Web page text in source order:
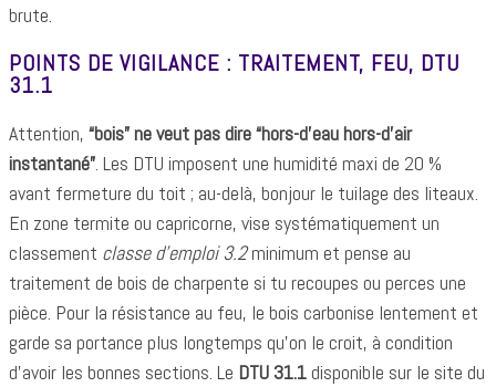
brute.
POINTS DE VIGILANCE : TRAITEMENT, FEU, DTU
31.1
Attention, “bois” ne veut pas dire “hors-d’eau hors-d’air
instantané”. Les DTU imposent une humidité maxi de 20 %
avant fermeture du toit ; au-delà, bonjour le tuilage des liteaux.
En zone termite ou capricorne, vise systématiquement un
classement classe d’emploi 3.2minimum et pense au
traitement de bois de charpente si tu recoupes ou perces une
pièce. Pour la résistance au feu, le bois carbonise lentement et
garde sa portance plus longtemps qu’on le croit, à condition
d’avoir les bonnes sections. Le DTU 31.1disponible sur le site du